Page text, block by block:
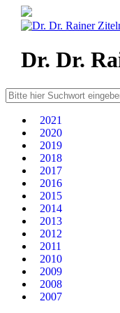
Dr. Dr.
2021
2020
2019
2018
2017
2016
2015
2014
2013
2012
2011
2010
2009
2008
2007